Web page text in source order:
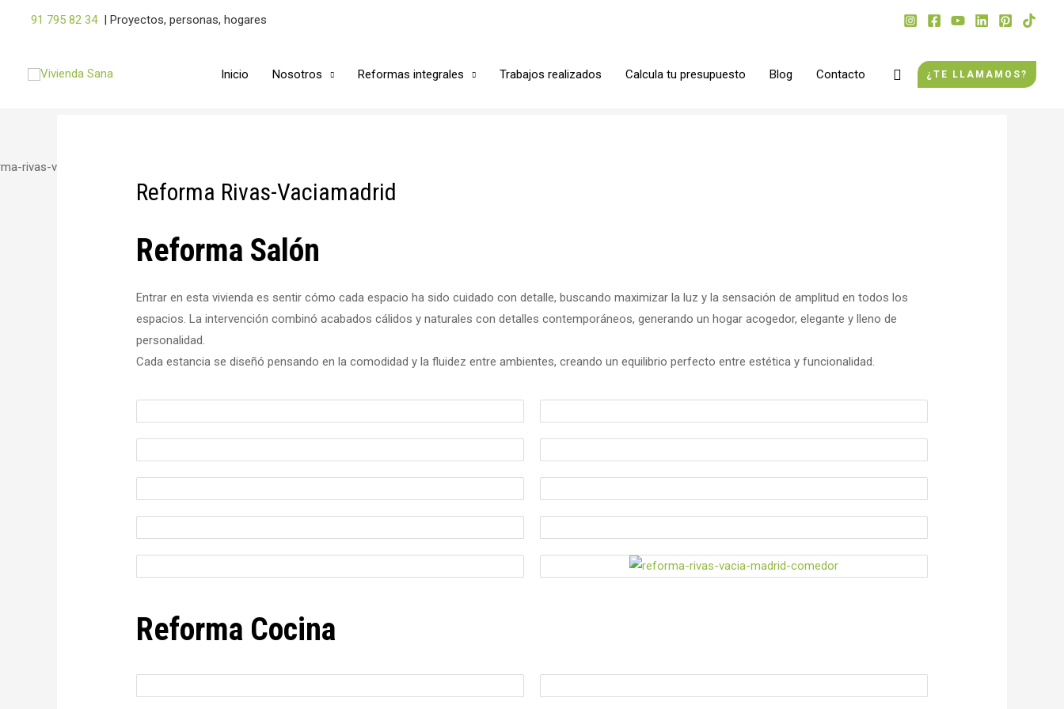
91 795 82 34 | Proyectos, personas, hogares
Inicio Nosotros Reformas integrales Trabajos realizados Calcula tu presupuesto Blog Contacto Buscar¿TE LLAMAMOS?
Reforma Rivas-Vaciamadrid
Reforma Salón
Entrar en esta vivienda es sentir cómo cada espacio ha sido cuidado con detalle, buscando maximizar la luz y la sensación de amplitud en todos los
espacios. La intervención combinó acabados cálidos y naturales con detalles contemporáneos, generando un hogar acogedor, elegante y lleno de
personalidad. ⁣
Cada estancia se diseñó pensando en la comodidad y la fluidez entre ambientes, creando un equilibrio perfecto entre estética y funcionalidad.
Reforma Cocina
Navegación